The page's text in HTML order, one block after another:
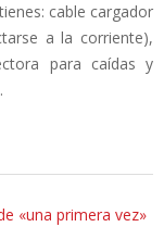
cable cargador
a la corriente),
para caídas y
«una primera vez»